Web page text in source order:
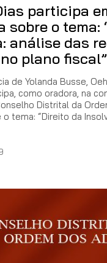
participa
sobre o tema:
análise das
plano
de Yolanda Busse,
como oradora, na
Distrital da
tema: “Direito da